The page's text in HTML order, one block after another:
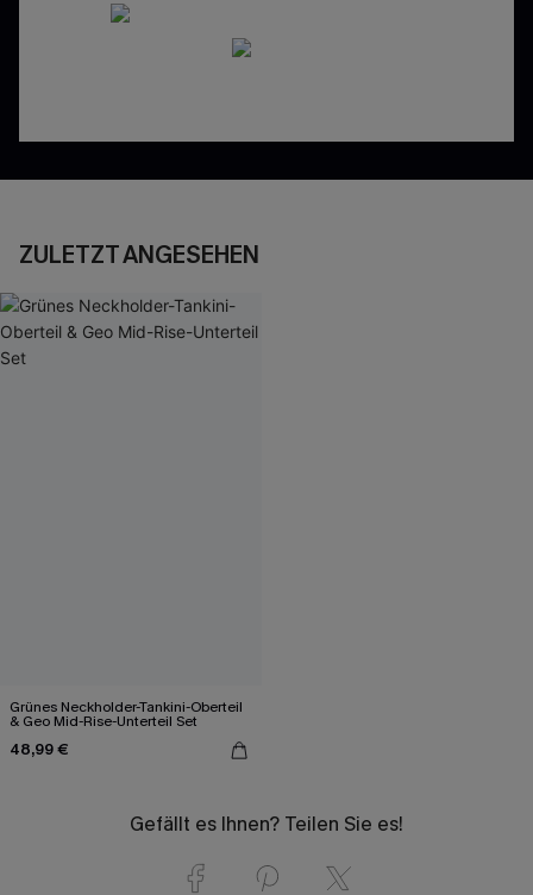
ZULETZT ANGESEHEN
Grünes Neckholder-Tankini-Oberteil
& Geo Mid-Rise-Unterteil Set
48,99 €
Gefällt es Ihnen? Teilen Sie es!